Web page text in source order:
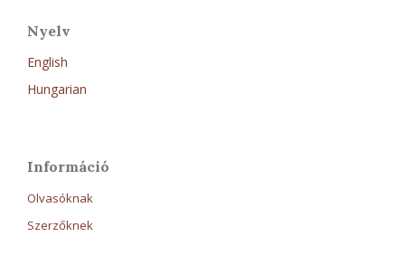
Nyelv
English
Hungarian
Információ
Olvasóknak
Szerzőknek